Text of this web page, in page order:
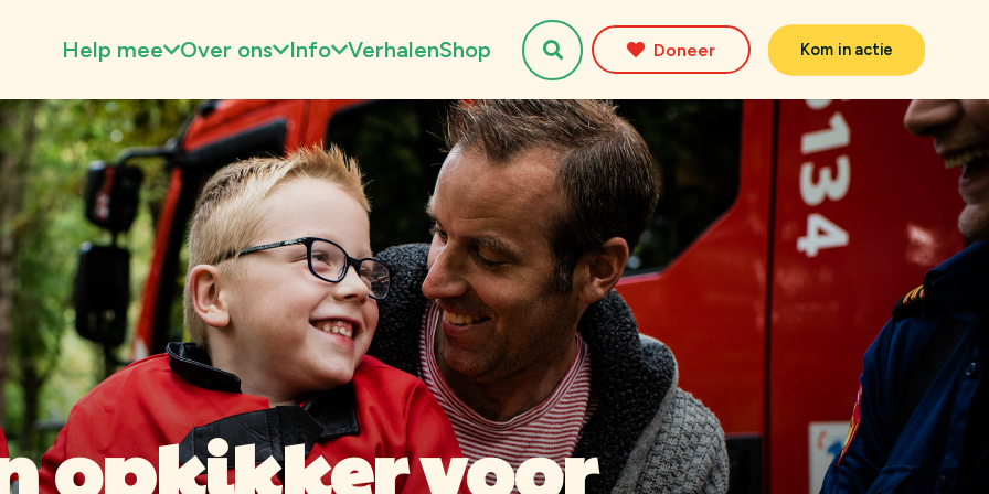
Help mee Over ons Info VerhalenShop Doneer Kom in actie
opkikker voor